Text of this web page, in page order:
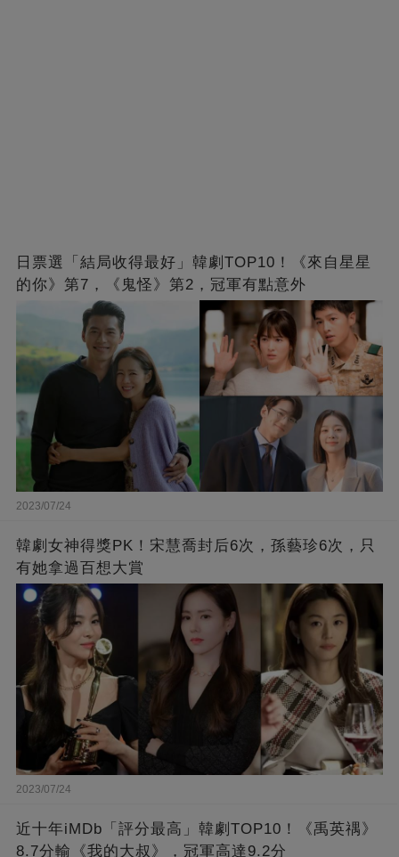
日票選「結局收得最好」韓劇TOP10！《來自星星
的你》第7，《鬼怪》第2，冠軍有點意外
2023/07/24
韓劇女神得獎PK！宋慧喬封后6次，孫藝珍6次，只
有她拿過百想大賞
2023/07/24
近十年iMDb「評分最高」韓劇TOP10！《禹英禑》
8.7分輸《我的大叔》，冠軍高達9.2分